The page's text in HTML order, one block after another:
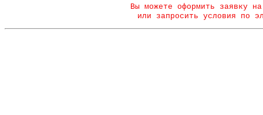
Вы можете оформить заявку
или запросить условия по